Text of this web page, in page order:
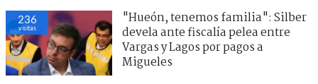
236
visitas
"Hueón, tenemos familia": Silber
devela ante fiscalía pelea entre
Vargas y Lagos por pagos a
Migueles